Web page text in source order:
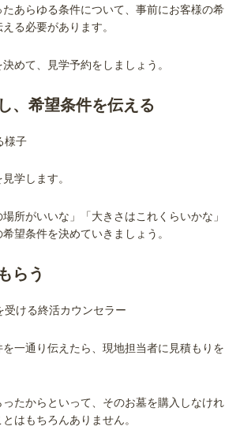
あらゆる条件について、事前にお客様の希
る必要があります。
めて、見学予約をしましょう。
、希望条件を伝える
学します。
所がいいな」「大きさはこれくらいかな」
望条件を決めていきましょう。
らう
を一通り伝えたら、現地担当者に見積もりを
ったからといって、そのお墓を購入しなけれ
はもちろんありません。